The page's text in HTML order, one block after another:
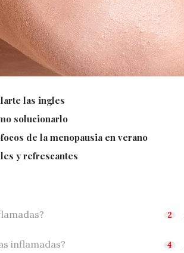
las ingles
solucionarlo
de la menopausia en verano
y refrescantes
inflamadas?